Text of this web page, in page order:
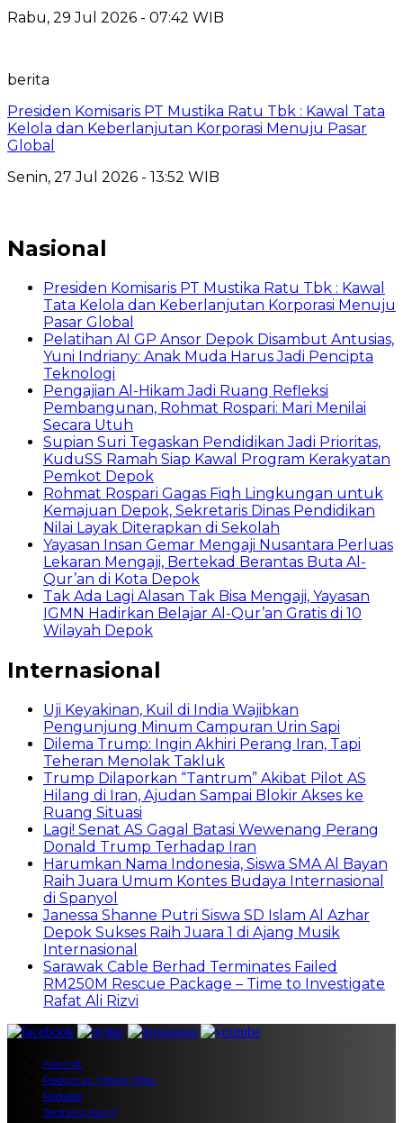
Rabu, 29 Jul 2026 - 07:42 WIB
berita
Presiden Komisaris PT Mustika Ratu Tbk : Kawal Tata
Kelola dan Keberlanjutan Korporasi Menuju Pasar
Global
Senin, 27 Jul 2026 - 13:52 WIB
Nasional
Presiden Komisaris PT Mustika Ratu Tbk : Kawal
Tata Kelola dan Keberlanjutan Korporasi Menuju
Pasar Global
Pelatihan AI GP Ansor Depok Disambut Antusias,
Yuni Indriany: Anak Muda Harus Jadi Pencipta
Teknologi
Pengajian Al-Hikam Jadi Ruang Refleksi
Pembangunan, Rohmat Rospari: Mari Menilai
Secara Utuh
Supian Suri Tegaskan Pendidikan Jadi Prioritas,
KuduSS Ramah Siap Kawal Program Kerakyatan
Pemkot Depok
Rohmat Rospari Gagas Fiqh Lingkungan untuk
Kemajuan Depok, Sekretaris Dinas Pendidikan
Nilai Layak Diterapkan di Sekolah
Yayasan Insan Gemar Mengaji Nusantara Perluas
Lekaran Mengaji, Bertekad Berantas Buta Al-
Qur’an di Kota Depok
Tak Ada Lagi Alasan Tak Bisa Mengaji, Yayasan
IGMN Hadirkan Belajar Al-Qur’an Gratis di 10
Wilayah Depok
Internasional
Uji Keyakinan, Kuil di India Wajibkan
Pengunjung Minum Campuran Urin Sapi
Dilema Trump: Ingin Akhiri Perang Iran, Tapi
Teheran Menolak Takluk
Trump Dilaporkan “Tantrum” Akibat Pilot AS
Hilang di Iran, Ajudan Sampai Blokir Akses ke
Ruang Situasi
Lagi! Senat AS Gagal Batasi Wewenang Perang
Donald Trump Terhadap Iran
Harumkan Nama Indonesia, Siswa SMA Al Bayan
Raih Juara Umum Kontes Budaya Internasional
di Spanyol
Janessa Shanne Putri Siswa SD Islam Al Azhar
Depok Sukses Raih Juara 1 di Ajang Musik
Internasional
Sarawak Cable Berhad Terminates Failed
RM250M Rescue Package – Time to Investigate
Rafat Ali Rizvi
Alamat
Pedoman Media Siber
Redaksi
Tentang Kami